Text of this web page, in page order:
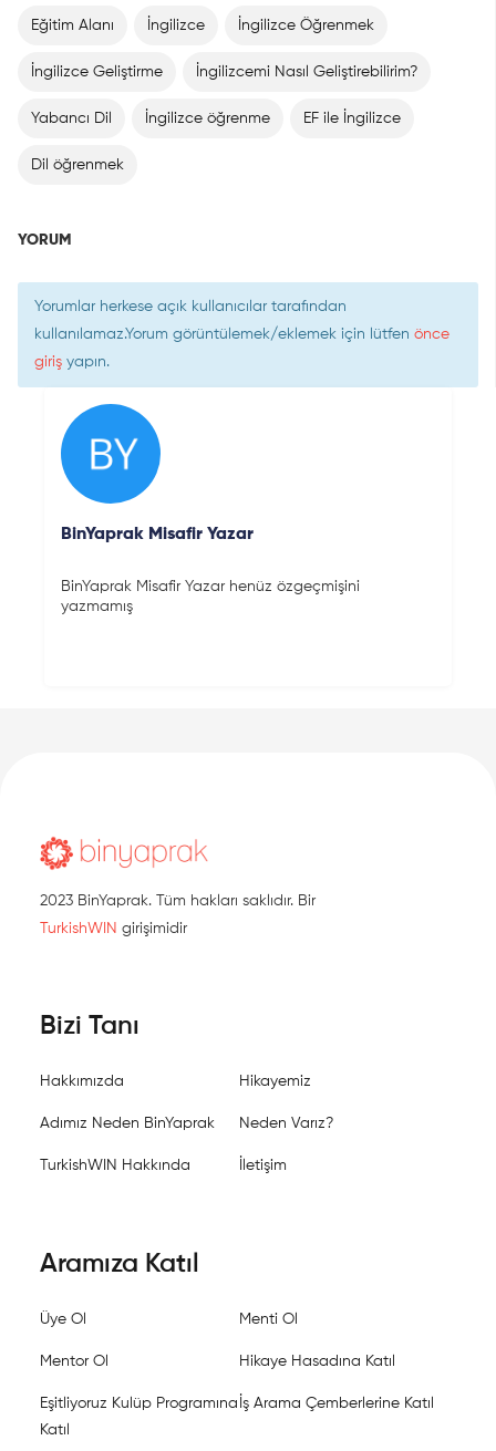
Eğitim Alanı İngilizce İngilizce Öğrenmek
İngilizce Geliştirme İngilizcemi Nasıl Geliştirebilirim?
Yabancı Dil İngilizce öğrenme EF ile İngilizce
Dil öğrenmek
YORUM
Yorumlar herkese açık kullanıcılar tarafından
kullanılamaz.Yorum görüntülemek/eklemek için lütfen önce
giriş yapın.
BinYaprak Misafir Yazar
BinYaprak Misafir Yazar henüz özgeçmişini
yazmamış
2023 BinYaprak. Tüm hakları saklıdır. Bir
TurkishWIN girişimidir
Bizi Tanı
Hakkımızda Hikayemiz
Adımız Neden BinYaprak Neden Varız?
TurkishWIN Hakkında İletişim
Aramıza Katıl
Üye Ol Menti Ol
Mentor Ol Hikaye Hasadına Katıl
Eşitliyoruz Kulüp Programına
Katıl
İş Arama Çemberlerine Katıl